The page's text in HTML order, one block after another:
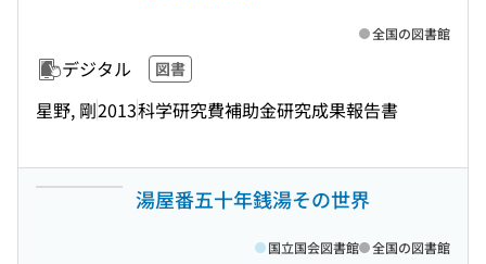
デジタル 図書
星野, 剛2013科学研究費補助金研究成果報告書
全国の図書館
湯屋番五十年銭湯その世界
国立国会図書館 全国の図書館